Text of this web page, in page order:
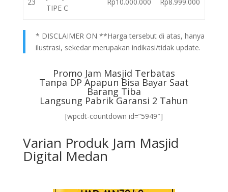
TIPE C
* DISCLAIMER ON **Harga tersebut di atas, hanya
ilustrasi, sekedar merupakan indikasi/tidak update.
Promo Jam Masjid Terbatas
Tanpa DP Apapun Bisa Bayar Saat
Barang Tiba
Langsung Pabrik Garansi 2 Tahun
[wpcdt-countdown id=”5949″]
Varian Produk Jam Masjid
Digital Medan